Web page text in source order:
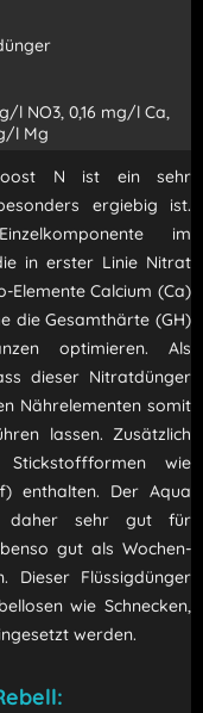
l NO3, 0,16 mg/l Ca,
l Mg
N ist ein sehr
ergiebig ist.
im
in erster Linie Nitrat
Elemente Calcium (Ca)
die Gesamthärte (GH)
optimieren. Als
dieser Nitratdünger
Nährelementen somit
lassen. Zusätzlich
wie
enthalten. Der Aqua
daher sehr gut für
gut als Wochen-
Dieser Flüssigdünger
wie Schnecken,
werden.